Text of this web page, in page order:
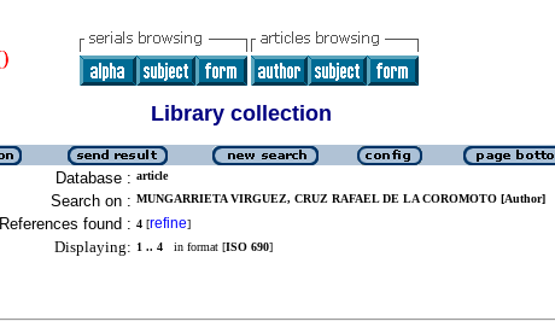
Library collection
Database : article
Search on : MUNGARRIETA VIRGUEZ, CRUZ RAFAEL DE LA COROMOTO [Author]
References found : 4 [refine]
Displaying: 1 .. 4 in format [ISO 690]